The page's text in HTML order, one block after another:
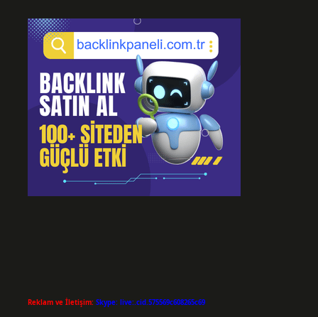
Reklam ve İletişim: Skype: live:.cid.575569c608265c69